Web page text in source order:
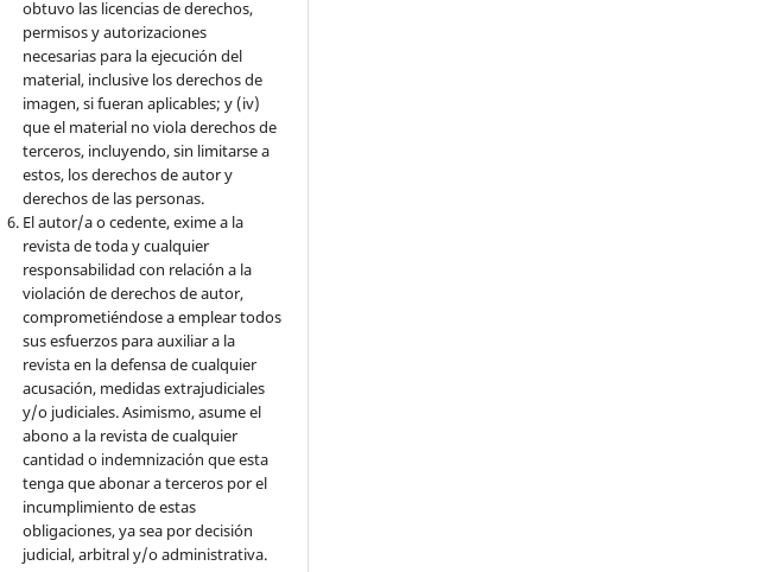
obtuvo las licencias de derechos,
permisos y autorizaciones
necesarias para la ejecución del
material, inclusive los derechos de
imagen, si fueran aplicables; y (iv)
que el material no viola derechos de
terceros, incluyendo, sin limitarse a
estos, los derechos de autor y
derechos de las personas.
El autor/a o cedente, exime a la
revista de toda y cualquier
responsabilidad con relación a la
violación de derechos de autor,
comprometiéndose a emplear todos
sus esfuerzos para auxiliar a la
revista en la defensa de cualquier
acusación, medidas extrajudiciales
y/o judiciales. Asimismo, asume el
abono a la revista de cualquier
cantidad o indemnización que esta
tenga que abonar a terceros por el
incumplimiento de estas
obligaciones, ya sea por decisión
judicial, arbitral y/o administrativa.